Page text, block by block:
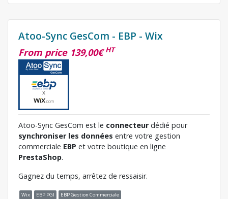
Atoo-Sync GesCom - EBP - Wix
From price 139,00€HT
Atoo-Sync GesCom est le connecteurdédié pour
synchroniser les données entre votre gestion
commerciale EBP et votre boutique en ligne
PrestaShop.
Gagnez du temps, arrêtez de ressaisir.
Wix EBP PGI EBP Gestion Commerciale